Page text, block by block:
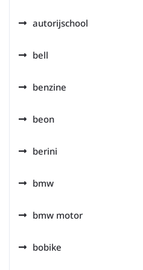
autorijschool
bell
benzine
beon
berini
bmw
bmw motor
bobike